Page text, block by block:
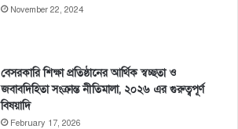
November 22, 2024
বেসরকারি শিক্ষা প্রতিষ্ঠানের আর্থিক স্বচ্ছতা ও
জবাবদিহিতা সংক্রান্ত নীতিমালা, ২০২৬ এর গুরুত্বপূর্ণ
বিষয়াদি
February 17, 2026